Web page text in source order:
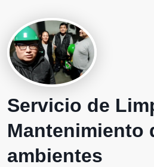
Servicio de
Mantenimiento
ambientes